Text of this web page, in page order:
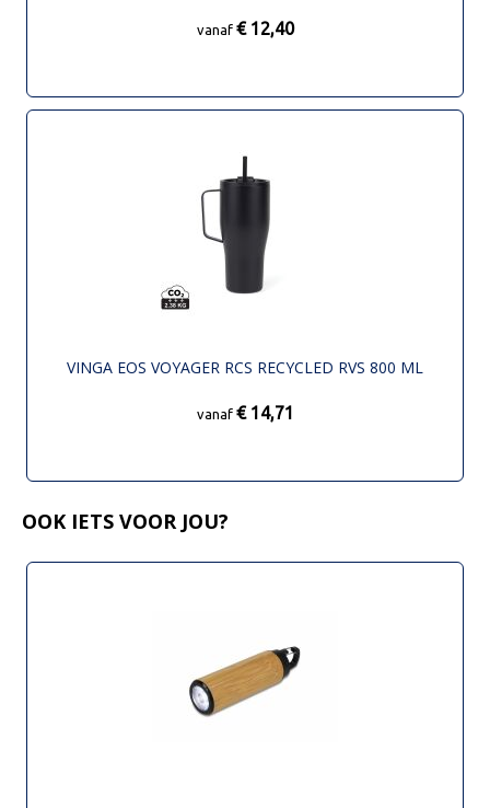
vanaf € 12,40
VINGA EOS VOYAGER RCS RECYCLED RVS 800 ML
vanaf € 14,71
OOK IETS VOOR JOU?